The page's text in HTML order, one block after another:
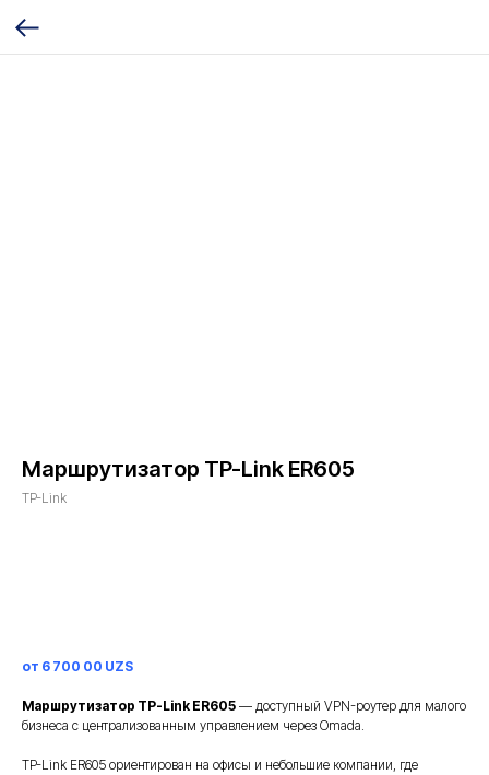
Маршрутизатор TP-Link ER605
TP-Link
от 6 700 00 UZS
Маршрутизатор TP-Link ER605 — доступный VPN-роутер для малого
бизнеса с централизованным управлением через Omada.
TP-Link ER605 ориентирован на офисы и небольшие компании, где